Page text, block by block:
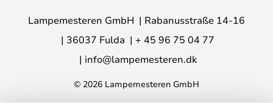
Lampemesteren GmbH
Rabanusstraße 14-16
36037 Fulda
+ 45 96 75 04 77
info@lampemesteren.dk
© 2026 Lampemesteren GmbH